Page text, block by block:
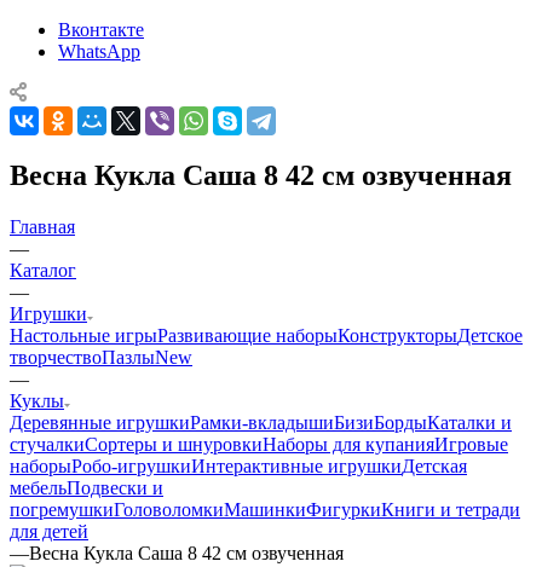
Вконтакте
WhatsApp
Весна Кукла Саша 8 42 см озвученная
Главная
—
Каталог
—
Игрушки
Настольные игрыРазвивающие наборыКонструкторыДетское
творчествоПазлыNew
—
Куклы
Деревянные игрушкиРамки-вкладышиБизиБордыКаталки и
стучалкиСортеры и шнуровкиНаборы для купанияИгровые
наборыРобо-игрушкиИнтерактивные игрушкиДетская
мебельПодвески и
погремушкиГоловоломкиМашинкиФигуркиКниги и тетради
для детей
—Весна Кукла Саша 8 42 см озвученная